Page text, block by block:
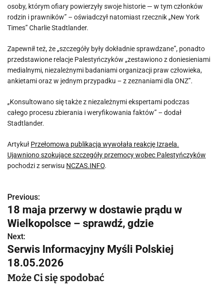
osoby, którym ofiary powierzyły swoje historie — w tym członków
rodzin i prawników” – oświadczył natomiast rzecznik „New York
Times” Charlie Stadtlander.
Zapewnił też, że „szczegóły były dokładnie sprawdzane”, ponadto
przedstawione relacje Palestyńczyków „zestawiono z doniesieniami
medialnymi, niezależnymi badaniami organizacji praw człowieka,
ankietami oraz w jednym przypadku – z zeznaniami dla ONZ”.
„Konsultowano się także z niezależnymi ekspertami podczas
całego procesu zbierania i weryfikowania faktów” – dodał
Stadtlander.
Artykuł Przełomowa publikacja wywołała reakcję Izraela.
Ujawniono szokujące szczegóły przemocy wobec Palestyńczyków
pochodzi z serwisu NCZAS.INFO.
N
a
w
i
g
Previous:
18 maja przerwy w dostawie prądu w
Wielkopolsce – sprawdź, gdzie
Next:
Serwis Informacyjny Myśli Polskiej
18.05.2026
Może Ci się spodobać